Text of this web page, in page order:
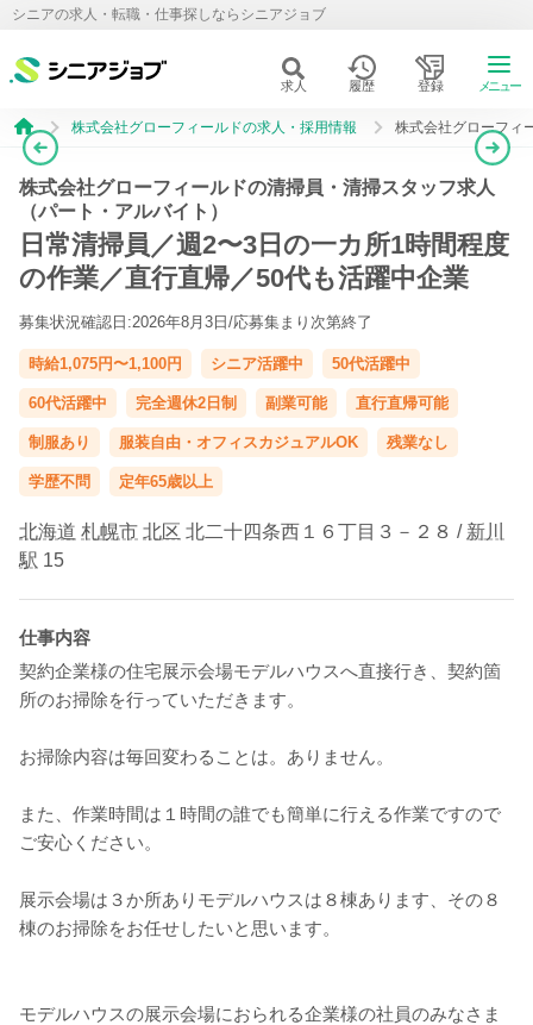
シニアの求人・転職・仕事探しならシニアジョブ
求人 履歴 登録 メニュー
株式会社グローフィールドの求人・採用情報 株式会社グローフィ
株式会社グローフィールドの清掃員・清掃スタッフ求人
（パート・アルバイト）
日常清掃員／週2〜3日の一カ所1時間程度
の作業／直行直帰／50代も活躍中企業
募集状況確認日:2026年8月3日/応募集まり次第終了
時給1,075円〜1,100円 シニア活躍中 50代活躍中
60代活躍中 完全週休2日制 副業可能 直行直帰可能
制服あり 服装自由・オフィスカジュアルOK 残業なし
学歴不問 定年65歳以上
北海道 札幌市 北区 北二十四条西１６丁目３－２８ / 新川
駅 15
仕事内容
契約企業様の住宅展示会場モデルハウスへ直接行き、契約箇
所のお掃除を行っていただきます。
お掃除内容は毎回変わることは。ありません。
また、作業時間は１時間の誰でも簡単に行える作業ですので
ご安心ください。
展示会場は３か所ありモデルハウスは８棟あります、その８
棟のお掃除をお任せしたいと思います。
モデルハウスの展示会場におられる企業様の社員のみなさま